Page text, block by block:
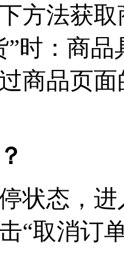
方法获
”时：商
商品页
状态，
“取消订